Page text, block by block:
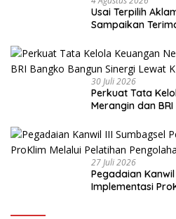
Usai Terpilih
Sampaikan
30 Juli 2026
Perkuat Tata
Merangin dan
27 Juli 2026
Pegadaian
Implementasi